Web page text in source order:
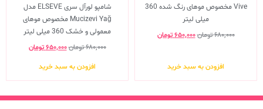
Vive مخصوص موهای رنگ شده 360
میلی لیتر
۶۸۰,۰۰۰تومان۶۵۰,۰۰۰ تومان
افزودن به سبد خرید
شامپو لورآل سری ELSEVE مدل
Mucizevi Yağ مخصوص موهای
معمولی و خشک 360 میلی لیتر
۶۸۰,۰۰۰تومان۶۵۰,۰۰۰ تومان
افزودن به سبد خرید